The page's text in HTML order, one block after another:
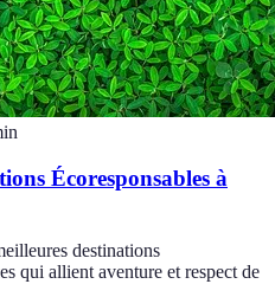
Écoresponsables à
destinations
qui allient aventure et respect de